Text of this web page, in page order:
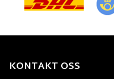
KONTAKT OSS